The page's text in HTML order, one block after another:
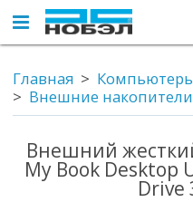
Главная
Внешние накопители
Внешний
My Book Desktop
Drive